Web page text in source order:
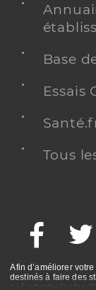
Base
Essais
Tous
Afin d’améliorer
destinés à faire des
ou à adapter les